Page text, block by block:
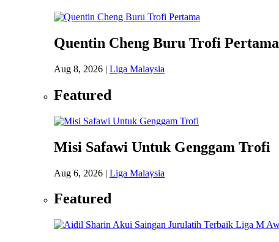
Quentin Cheng Buru Trofi Pertama
Aug 8, 2026 | Liga Malaysia
Featured
Misi Safawi Untuk Genggam Trofi
Aug 6, 2026 | Liga Malaysia
Featured